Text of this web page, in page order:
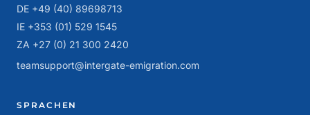
DE +49 (40) 89698713
IE +353 (01) 529 1545
ZA +27 (0) 21 300 2420
teamsupport@intergate-emigration.com
SPRACHEN